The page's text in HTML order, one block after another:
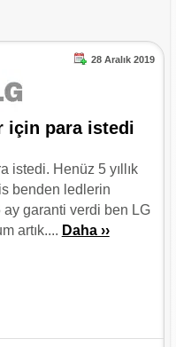
28 Aralık 2019
için para istedi
istedi. Henüz 5 yıllık
benden ledlerin
garanti verdi ben LG
artık.... Daha ››